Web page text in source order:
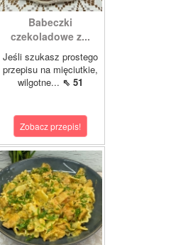
Babeczki
czekoladowe z...
Jeśli szukasz prostego
przepisu na mięciutkie,
wilgotne... ⇖ 51
Zobacz przepis!